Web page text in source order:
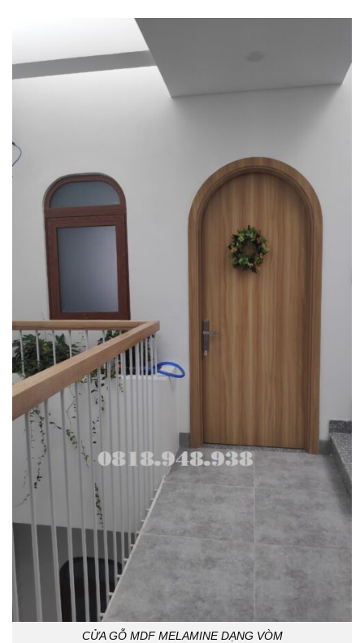
CỬA GỖ MDF MELAMINE DẠNG VÒM